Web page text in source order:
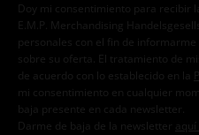
Doy mi consentimiento para recibir
E.M.P. Merchandising
personales con el fin de
sobre su oferta. El tratamiento de
de acuerdo con lo establecido en la
mi consentimiento en cualquier
baja presente en cada newsletter.
Darme de baja de la newsletter
aquí